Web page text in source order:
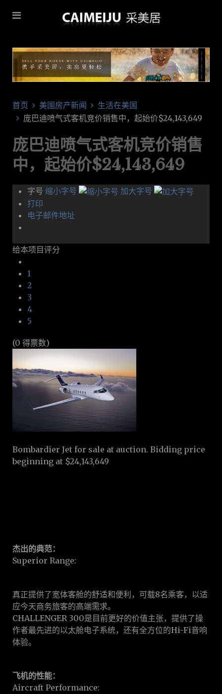
首页 美国房产新闻
生活在美国
庞巴迪喷气式客机竞价销售中，起始价$24,143,649
庞巴迪喷气式客机竞价销售
中，起始价$24,143,649
字号 缩小字号
加大字号
打印
电子邮件地址
给本项目评分
1
2
3
4
5
(0 得票数)
Bombardier Jet for sale at auction. Bidding price
beginning at $24,143,649
杰出的典范：
Superior Range:
真正提供了宽体客舱的舒适和便利，可载8名乘客，以适
应今天商务旅客的高端需求。
CHALLENGER 300是目前更好的价值主张，提供了操
作者最先进的以太舱电子系统，还有全方位的Hi-Fi音响
体验。
飞机的性能：
Aircraft Performance: